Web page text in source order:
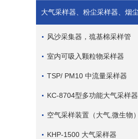
风沙采集器，巯基棉采样管
室内可吸入颗粒物采样器
TSP/ PM10 中流量采样器
KC-8704型多功能大气采样器
空气采样装置（大气,微生物）
KHP-1500 大气采样器